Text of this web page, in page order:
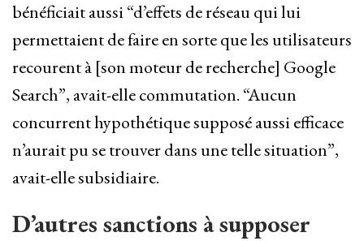
bénéficiait aussi “d’effets de réseau qui lui
permettaient de faire en sorte que les utilisateurs
recourent à [son moteur de recherche] Google
Search”, avait-elle commutation. “Aucun
concurrent hypothétique supposé aussi efficace
n’aurait pu se trouver dans une telle situation”,
avait-elle subsidiaire.
D’autres sanctions à supposer